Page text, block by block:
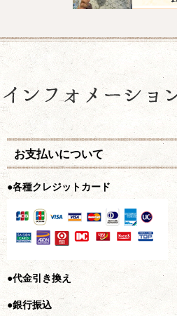
お支払いについて
●各種クレジットカード
●代金引き換え
●銀行振込